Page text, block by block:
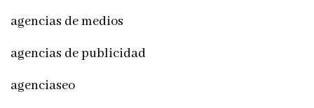
agencias de medios
agencias de publicidad
agenciaseo